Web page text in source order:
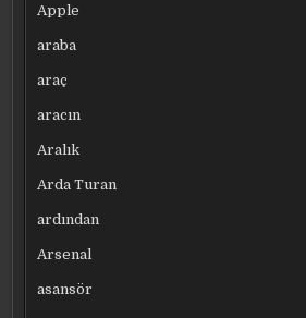
Apple
araba
araç
aracın
Aralık
Arda Turan
ardından
Arsenal
asansör